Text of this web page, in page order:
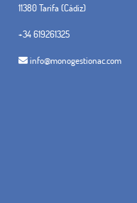
11380 Tarifa (Cádiz)
+34 619261325
info@monogestionac.com